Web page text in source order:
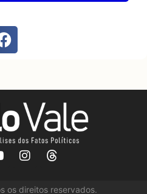
os direitos reservados.